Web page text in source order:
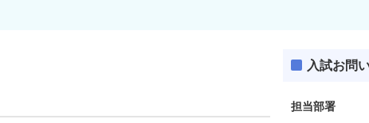
入試お問
担当部署